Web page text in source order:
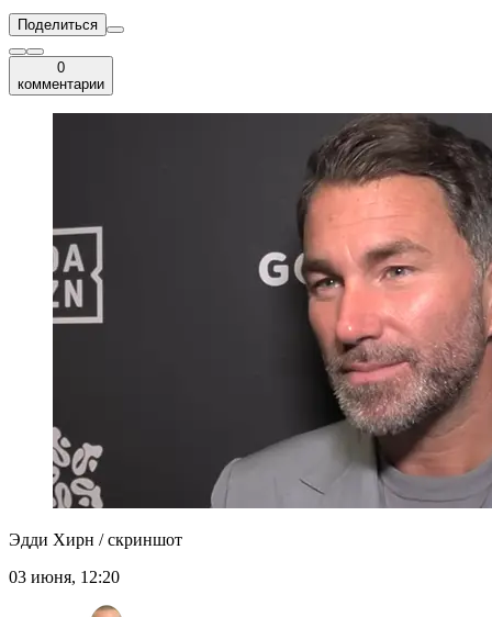
Поделиться
0
комментарии
Эдди Хирн / скриншот
03 июня, 12:20